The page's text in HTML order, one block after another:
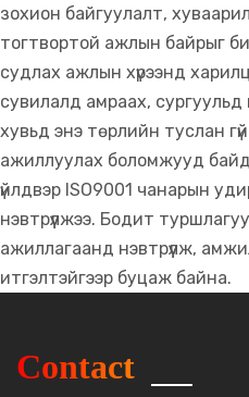
зохион байгуулалт,
тогтвортой ажлын байрыг
судлах ажлын хүрээнд
сувилалд амраах,
хувьд энэ төрлийн туслан
ажиллуулах боломжууд
үйлдвэр ISO9001 чанарын
нэвтрүүлжээ. Бодит
ажиллагаанд нэвтрүүлж,
итгэлтэйгээр буцаж байна.
Contact